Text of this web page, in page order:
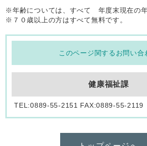
※年齢については、すべて 年度末現在の年
※７０歳以上の方はすべて無料です。
このページ関するお問い合
健康福祉課
TEL:0889-55-2151 FAX:0889-55-2119